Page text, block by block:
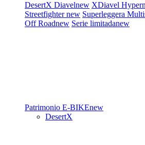
DesertX Diavelnew XDiavel
Streetfighternew Superleggera
Off Roadnew Serie limitadanew
Patrimonio E-BIKEnew
DesertX